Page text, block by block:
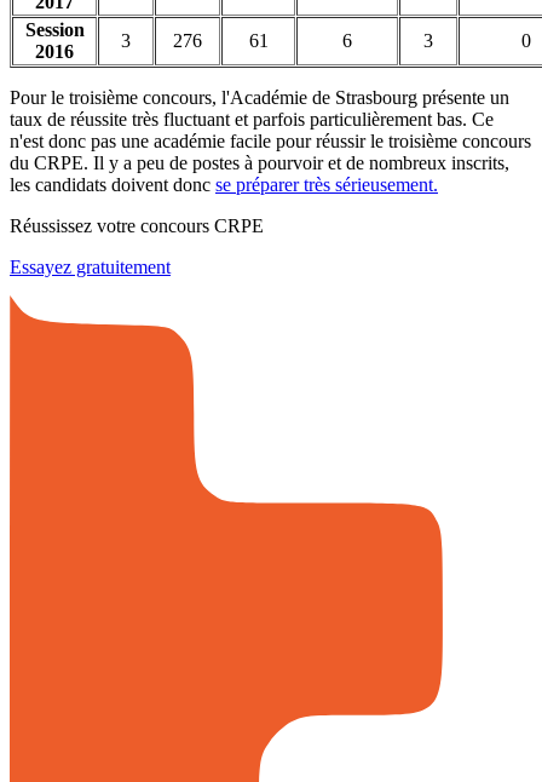
Session
2016
3 276 61 6 3 0
Pour le troisième concours, l'Académie de Strasbourg présente un
taux de réussite très fluctuant et parfois particulièrement bas. Ce
n'est donc pas une académie facile pour réussir le troisième concours
du CRPE. Il y a peu de postes à pourvoir et de nombreux inscrits,
les candidats doivent donc se préparer très sérieusement.
Réussissez votre concours CRPE
Essayez gratuitement